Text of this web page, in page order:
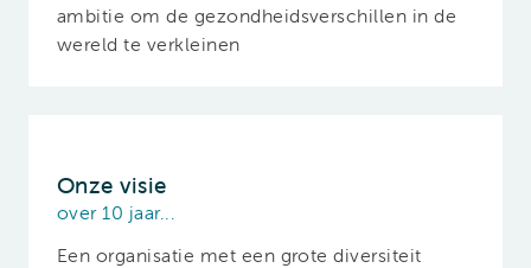
ambitie om de gezondheidsverschillen in de
wereld te verkleinen
Onze visie
over 10 jaar...
Een organisatie met een grote diversiteit